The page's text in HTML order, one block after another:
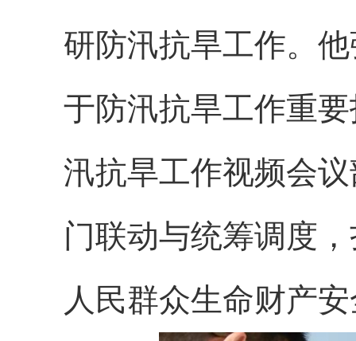
研防汛抗旱工作。
于防汛抗旱工作重
汛抗旱工作视频会
门联动与统筹调度
人民群众生命财产